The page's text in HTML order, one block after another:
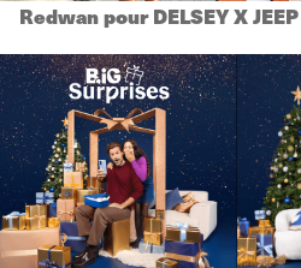
Redwan pour DELSEY X JEEP